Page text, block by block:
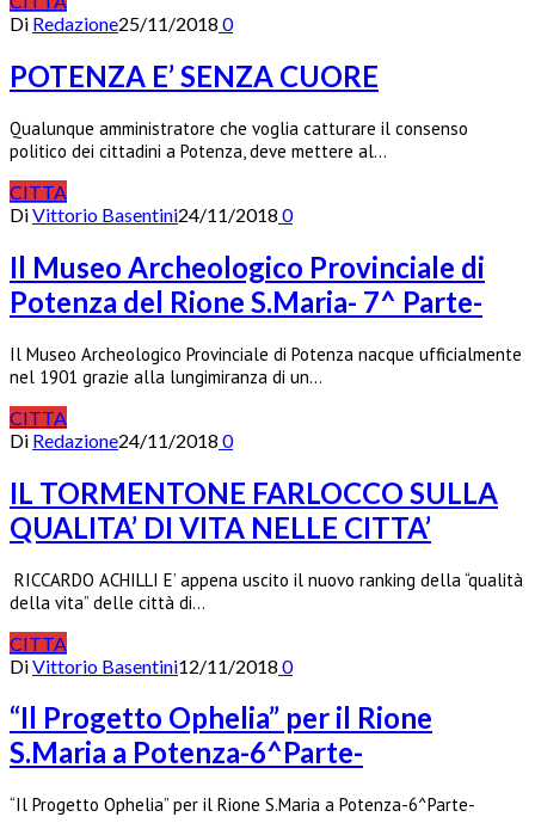
Di Redazione25/11/2018 0
POTENZA E’ SENZA CUORE
Qualunque amministratore che voglia catturare il consenso
politico dei cittadini a Potenza, deve mettere al…
CITTA
DiVittorio Basentini24/11/2018 0
Il Museo Archeologico Provinciale di
Potenza del Rione S.Maria- 7^ Parte-
Il Museo Archeologico Provinciale di Potenza nacque ufficialmente
nel 1901 grazie alla lungimiranza di un…
CITTA
Di Redazione24/11/2018 0
IL TORMENTONE FARLOCCO SULLA
QUALITA’ DI VITA NELLE CITTA’
RICCARDO ACHILLI E’ appena uscito il nuovo ranking della “qualità
della vita” delle città di…
CITTA
DiVittorio Basentini12/11/2018 0
“Il Progetto Ophelia” per il Rione
S.Maria a Potenza-6^Parte-
“Il Progetto Ophelia” per il Rione S.Maria a Potenza-6^Parte-